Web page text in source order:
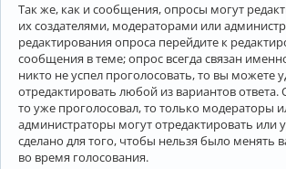
Так же, как и сообщения, опросы могут
их создателями, модераторами или
редактирования опроса перейдите к
сообщения в теме; опрос всегда связан
никто не успел проголосовать, то вы можете
отредактировать любой из вариантов ответа.
то уже проголосовал, то только модераторы
администраторы могут отредактировать или
сделано для того, чтобы нельзя было менять
во время голосования.